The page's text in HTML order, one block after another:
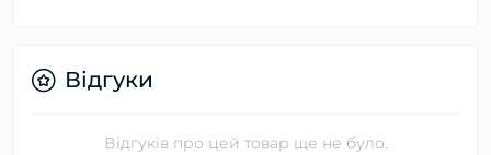
Відгуки
Відгуків про цей товар ще не було.